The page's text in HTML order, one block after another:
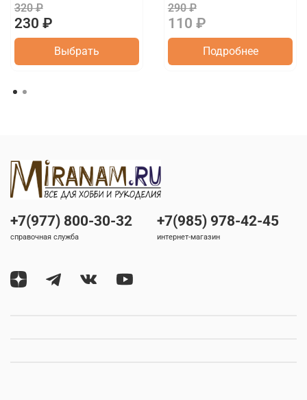
320 ₽
230 ₽
Выбрать
290 ₽
110 ₽
Подробнее
+7(977) 800-30-32
справочная служба
+7(985) 978-42-45
интернет-магазин